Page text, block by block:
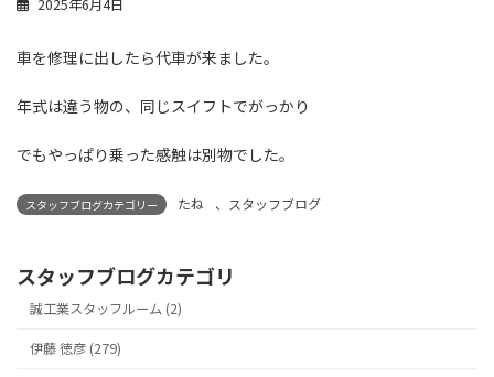
2025年6月4日
車を修理に出したら代車が来ました。
年式は違う物の、同じスイフトでがっかり
でもやっぱり乗った感触は別物でした。
スタッフブログカテゴリー たね 、 スタッフブログ
スタッフブログカテゴリ
誠工業スタッフルーム (2)
伊藤 徳彦 (279)